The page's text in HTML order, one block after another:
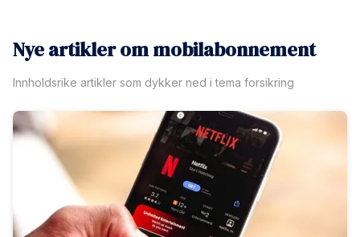
Nye artikler om mobilabonnement
Innholdsrike artikler som dykker ned i tema forsikring